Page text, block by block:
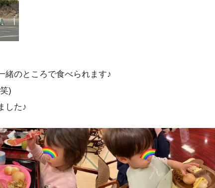
緒のところで食べられます♪
)
した♪